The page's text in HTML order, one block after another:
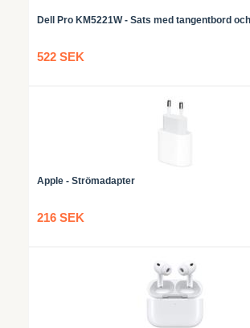
Dell Pro KM5221W - Sats med tangentbord
522 SEK
Apple - Strömadapter
216 SEK